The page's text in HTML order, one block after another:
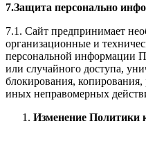
7.Защита персонально
7.1. Сайт предпринимает
организационные и
персональной информации
или случайного доступа,
блокирования, копирования,
иных неправомерных
Изменение Политики